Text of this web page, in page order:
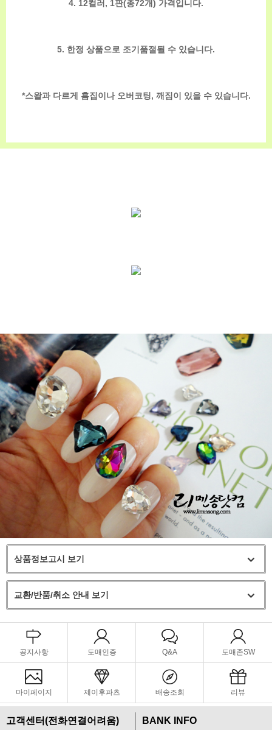
4. 12컬러, 1판(총72개) 가격입니다.
5. 한정 상품으로 조기품절될 수 있습니다.
*스왈과 다르게 흠집이나 오버코팅, 깨짐이 있을 수 있습니다.
상품정보고시 보기
교환/반품/취소 안내 보기
공지사항 도매인증 Q&A 도매존SW
마이페이지 제이후파츠 배송조회 리뷰
고객센터(전화연결어려움) BANK INFO